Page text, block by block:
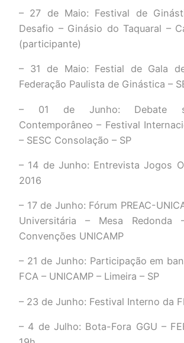
– 27 de Maio: Festival de
Desafio – Ginásio do Taquaral –
(participante)
– 31 de Maio: Festial de Gala
Federação Paulista de Ginástica –
– 01 de Junho: Debate
Contemporâneo – Festival
– SESC Consolação – SP
– 14 de Junho: Entrevista Jogos
2016
– 17 de Junho: Fórum PREAC-
Universitária – Mesa Redonda
Convenções UNICAMP
– 21 de Junho: Participação em
FCA – UNICAMP – Limeira – SP
– 23 de Junho: Festival Interno da
– 4 de Julho: Bota-Fora GGU –